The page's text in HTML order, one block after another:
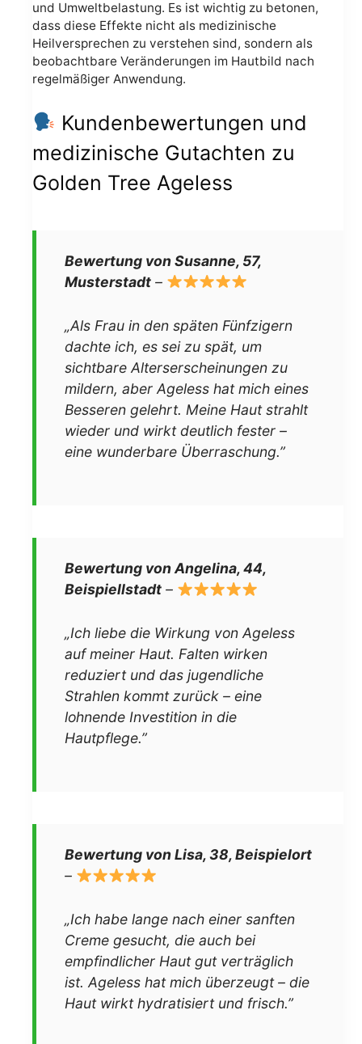
und Umweltbelastung. Es ist wichtig zu betonen,
dass diese Effekte nicht als medizinische
Heilversprechen zu verstehen sind, sondern als
beobachtbare Veränderungen im Hautbild nach
regelmäßiger Anwendung.
Kundenbewertungen und
medizinische Gutachten zu
Golden Tree Ageless
Bewertung von Susanne, 57,
Musterstadt –
„Als Frau in den späten Fünfzigern
dachte ich, es sei zu spät, um
sichtbare Alterserscheinungen zu
mildern, aber Ageless hat mich eines
Besseren gelehrt. Meine Haut strahlt
wieder und wirkt deutlich fester –
eine wunderbare Überraschung.”
Bewertung von Angelina, 44,
Beispiellstadt –
„Ich liebe die Wirkung von Ageless
auf meiner Haut. Falten wirken
reduziert und das jugendliche
Strahlen kommt zurück – eine
lohnende Investition in die
Hautpflege.”
Bewertung von Lisa, 38, Beispielort
–
„Ich habe lange nach einer sanften
Creme gesucht, die auch bei
empfindlicher Haut gut verträglich
ist. Ageless hat mich überzeugt – die
Haut wirkt hydratisiert und frisch.”